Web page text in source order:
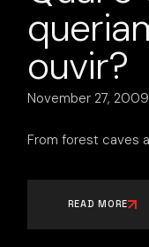
ouvir?
November 27, 2009
From forest caves
READ MORE